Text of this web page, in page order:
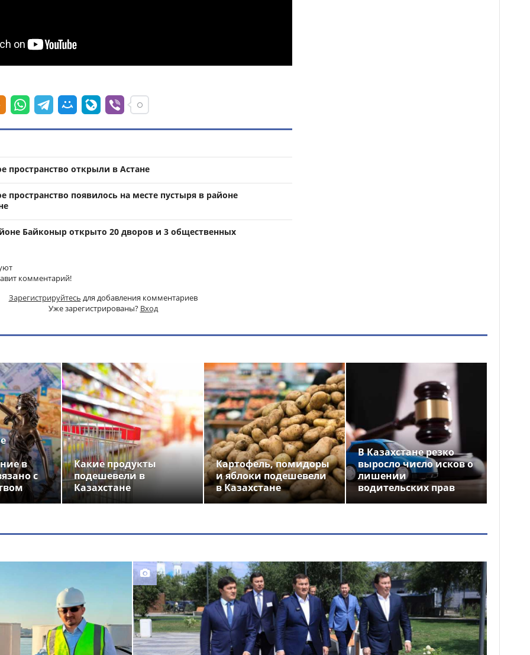
пространство открыли в Астане
пространство появилось на месте пустыря в районе
Байконыр открыто 20 дворов и 3 общественных
комментарий!
Зарегистрируйтесь для добавления комментариев
Уже зарегистрированы? Вход
в
с
Какие продукты
подешевели в
Казахстане
Картофель, помидоры
и яблоки подешевели
в Казахстане
В Казахстане резко
выросло число исков о
лишении
водительских прав